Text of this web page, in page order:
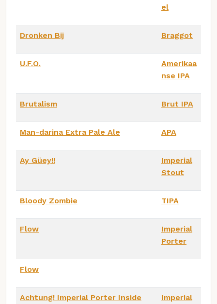
el
Dronken Bij Braggot
U.F.O.
Amerikaa
nse IPA
Brutalism Brut IPA
Man-darina Extra Pale Ale APA
Ay Güey!!
Imperial
Stout
Bloody Zombie TIPA
Flow
Imperial
Porter
Flow
Achtung! Imperial Porter Inside
Imperial